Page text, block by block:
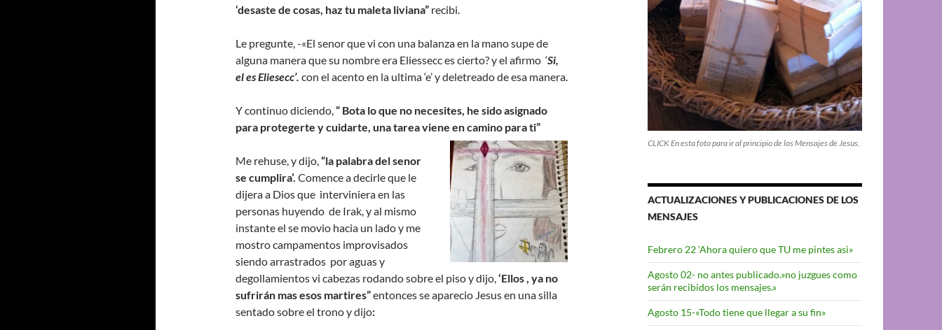
‘desaste de cosas, haz tu maleta liviana” recibi.
Le pregunte, -«El senor que vi con una balanza en la mano supe de
alguna manera que su nombre era Eliessecc es cierto? y el afirmo ‘Si,
el es Eliesecc’. con el acento en la ultima ‘e’ y deletreado de esa manera.
Y continuo diciendo,“ Bota lo que no necesites, he sido asignado
para protegerte y cuidarte, una tarea viene en camino para ti”
Me rehuse, y dijo,“la palabra del senor
se cumplira’. Comence a decirle que le
dijera a Dios que interviniera en las
personas huyendo de Irak, y al mismo
instante el se movio hacia un lado y me
mostro campamentos improvisados
siendo arrastrados por aguas y
degollamientos vi cabezas rodando sobre el piso y dijo,‘Ellos , ya no
sufrirán mas esos martires”entonces se aparecio Jesus en una silla
sentado sobre el trono y dijo:
CLICK En esta foto para ir al principio de los Mensajes de Jesus.
ACTUALIZACIONES Y PUBLICACIONES DE LOS
MENSAJES
Febrero 22 ‘Ahora quiero que TU me pintes asi»
Agosto 02- no antes publicado.»no juzgues como
serán recibidos los mensajes.»
Agosto 15-«Todo tiene que llegar a su fin»